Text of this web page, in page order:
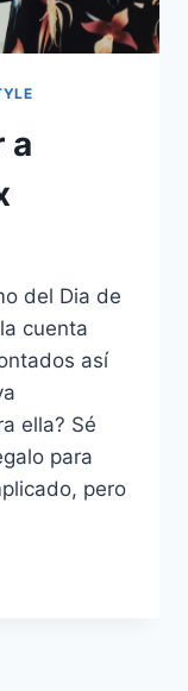
a
del Dia de
cuenta
así
ella? Sé
para
pero